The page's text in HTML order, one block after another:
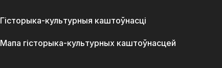
Гісторыка-культурныя каштоўнасці
Мапа гісторыка-культурных каштоўнасцей